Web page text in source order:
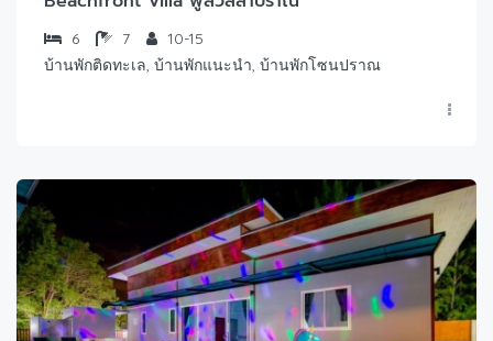
6 7
10-15
บ้านพักติดทะเล, บ้านพักแนะนำ, บ้านพักโซนปราณ